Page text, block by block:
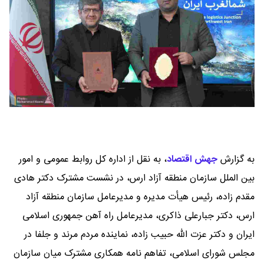
به گزارشجهش اقتصاد، به نقل از اداره کل روابط عمومی و امور
بین ‌الملل سازمان منطقه آزاد ارس، در نشست مشترک دکتر هادی
مقدم ‌زاده، رئیس هیأت ‌مدیره و مدیرعامل سازمان منطقه آزاد
ارس، دکتر جبارعلی ذاکری، مدیرعامل راه‌ آهن جمهوری اسلامی
ایران و دکتر عزت ‌الله حبیب ‌زاده، نماینده مردم مرند و جلفا در
مجلس شورای اسلامی، تفاهم‌ نامه همکاری مشترک میان سازمان